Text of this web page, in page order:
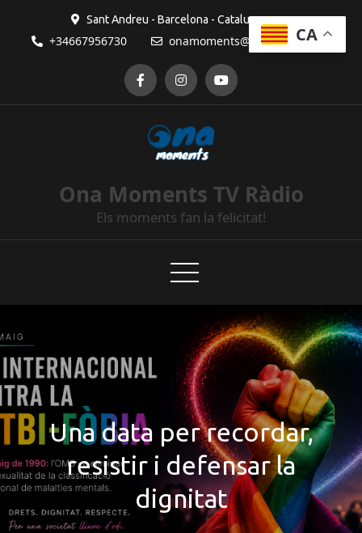
Sant Andreu - Barcelona - Catalunya
+34667956730 onamoments@gmail.com
Ona Moments TV Ràdio
Els moments fan la felicitat!
Una data per recordar,
resistir i defensar la
dignitat
CA